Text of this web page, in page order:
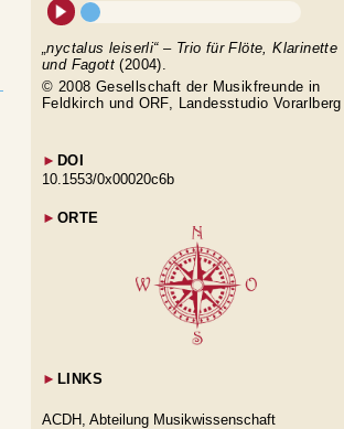
„nyctalus leiserli“ – Trio für Flöte, Klarinette
und Fagott (2004).
© 2008 Gesellschaft der Musikfreunde in
Feldkirch und ORF, Landesstudio Vorarlberg
► DOI
10.1553/0x00020c6b
► ORTE
► LINKS
ACDH, Abteilung Musikwissenschaft